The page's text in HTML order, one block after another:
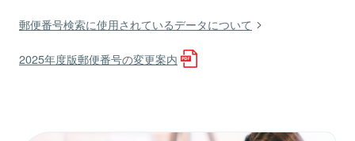
郵便番号検索に使用されているデータについて
2025年度版郵便番号の変更案内